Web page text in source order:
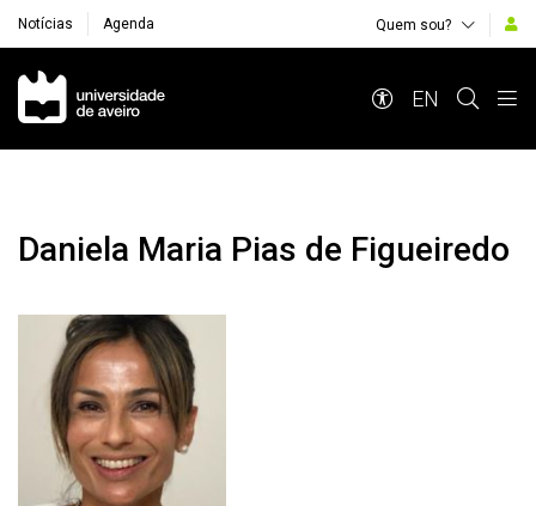
Notícias Agenda Quem sou?
Navegação Principal
EN
Daniela Maria Pias de Figueiredo